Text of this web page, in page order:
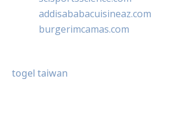
addisababacuisineaz.com
burgerimcamas.com
togel taiwan